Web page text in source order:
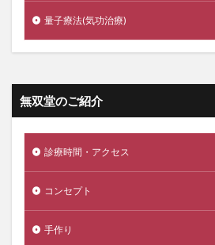
量子療法(気功治療)
無双堂のご紹介
診療時間・アクセス
コンセプト
手作り